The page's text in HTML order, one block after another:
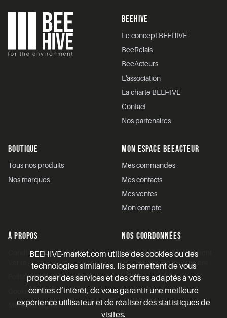
BEEHIVE
Le concept BEEHIVE
BeeRelais
BeeActeurs
L'association
La charte BEEHIVE
Contact
Nos partenaires
BOUTIQUE
Tous nos produits
Nos marques
MON ESPACE BEEACTEUR
Mes commandes
Mes contacts
Mes ventes
Mon compte
À PROPOS
Conditions Générales de
Politique de confidentialité
Cookies
Mentions légales
NOS COORDONNÉES
BeeHive for the environment
15, Rue des Frères Lumière
68000 COLMAR
03 67 30 09 33
BEEHIVE-market.com utilise des cookies ou des
technologies similaires. Ils permettent de vous
proposer des services et des offres adaptés à vos
centres d’intérêt, de vous garantir une meilleure
expérience utilisateur et de réaliser des statistiques de
visites.